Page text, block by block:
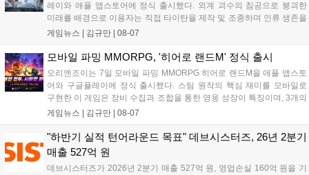
레이와 애플 앱스토어에 정식 출시했다. 외계 괴수의 침공으로 붕괴한
미래를 배경으로 이용자는 직접 타이탄을 제작 및 조종하며 인류 생존을
위한 전투를 펼친다. 지휘관 모집, 피난처 운영, 연맹 협동 콘텐츠가 특징
지원 보상을 제공한다. 상세 내용은 공식 커뮤니티에서 확인 가능하다....
게임뉴스 | 김규만 08-07
모바일 파밍 MMORPG, '히어로 랜드M' 정식 출시
오리엔조이는 7일 모바일 파밍 MMORPG 히어로 랜드M을 애플 앱스토
어와 구글플레이에 정식 출시했다. 스팀 원작의 핵심 재미를 모바일로
구현한 이 게임은 장비 수집과 조합을 통한 영웅 성장이 특징이며, 3개의
무기 스킬을 활용한 전략적 전투와 길드전 등 다양한 콘텐츠를 제공한
혜택을 지급하며, 상세 내용은 공식 라운지에서 확인할 수 있다. 이용자
는 게임 접속 및 주요 콘텐츠 플레이를 통해 성장을 지원받을 수 있다....
게임뉴스 | 김규만 08-07
"하반기 실적 턴어라운드 목표" 데브시스터즈, 26년 2분기
매출 527억 원
데브시스터즈가 2026년 2분기 매출 527억 원, 영업손실 160억 원을 기